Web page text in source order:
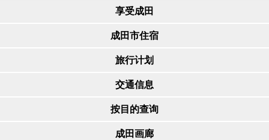
享受成田
成田市住宿
旅行计划
交通信息
按目的查询
成田画廊